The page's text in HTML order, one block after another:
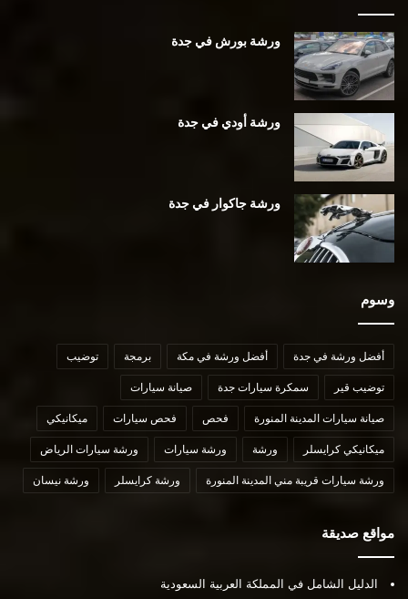
ورشة بورش في جدة
ورشة أودي في جدة
ورشة جاكوار في جدة
وسوم
أفضل ورشة في جدة أفضل ورشة في مكة برمجة توضيب
توضيب قير سمكرة سيارات جدة صيانة سيارات
صيانة سيارات المدينة المنورة فحص فحص سيارات ميكانيكي
ميكانيكي كرايسلر ورشة ورشة سيارات ورشة سيارات الرياض
ورشة سيارات قريبة مني المدينة المنورة ورشة كرايسلر ورشة نيسان
مواقع صديقة
الدليل الشامل في المملكة العربية السعودية